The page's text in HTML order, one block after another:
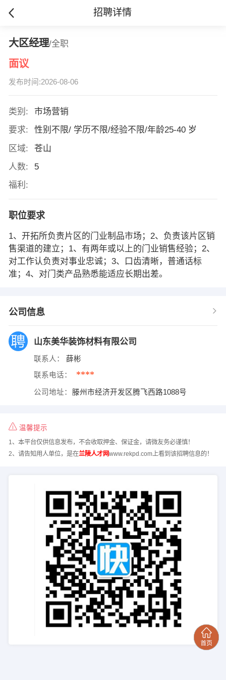
招聘详情
大区经理/全职
面议
发布时间:2026-08-06
类别:
市场营销
要求:
性别不限/ 学历不限/经验不限/年龄25-40 岁
区域:
苍山
人数:
5
福利:
职位要求
1、开拓所负责片区的门业制品市场；2、负责该片区销
售渠道的建立；1、有两年或以上的门业销售经验；2、
对工作认负责对事业忠诚；3、口齿清晰，普通话标
准；4、对门类产品熟悉能适应长期出差。
公司信息
山东美华装饰材料有限公司
联系人： 薛彬
联系电话： ****
公司地址： 滕州市经济开发区腾飞西路1088号
温馨提示
1、本平台仅供信息发布，不会收取押金、保证金，请微友务必谨慎！
2、请告知用人单位，是在兰陵人才网www.rekpd.com上看到该招聘信息的！